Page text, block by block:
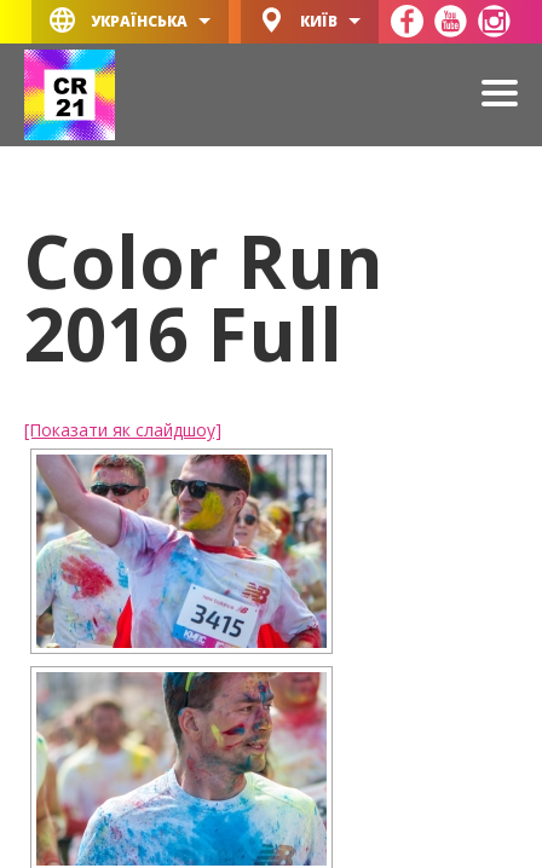
УКРАЇНСЬКА КИЇВ
Color Run
2016 Full
[Показати як слайдшоу]